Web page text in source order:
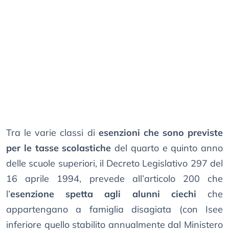
Tra le varie classi di esenzioni che sono previste
per le tasse scolastiche del quarto e quinto anno
delle scuole superiori, il Decreto Legislativo 297 del
16 aprile 1994, prevede all’articolo 200 che
l’esenzione spetta agli alunni ciechi che
appartengano a famiglia disagiata (con Isee
inferiore quello stabilito annualmente dal Ministero